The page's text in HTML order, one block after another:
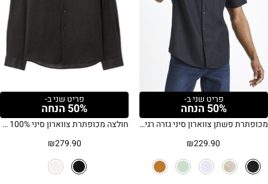
פריט שני ב-
50% הנחה
מכופתרת פשתן צווארון סיני גזרה רגילה
₪229.90
פריט שני ב-
50% הנחה
חולצה מכופתרת צווארון סיני 100% פשתן בגזרת Regular – שחור
₪279.90